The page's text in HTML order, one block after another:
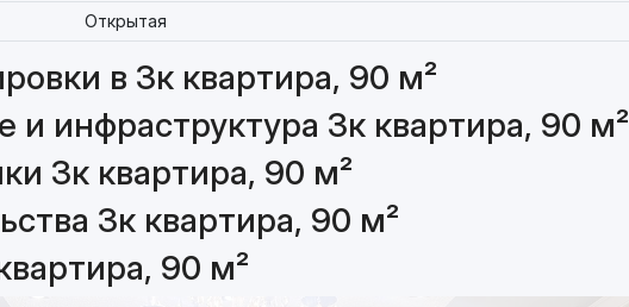
Открытая
в 3к квартира, 90 м²
и инфраструктура 3к квартира, 90 м²
3к квартира, 90 м²
3к квартира, 90 м²
90 м²